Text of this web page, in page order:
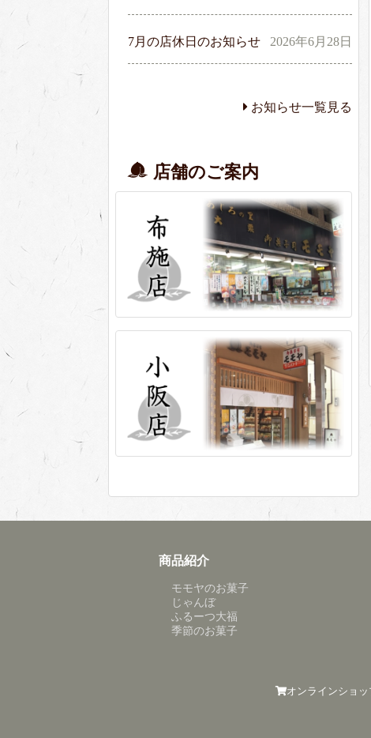
7月の店休日のお知らせ 2026年6月28日
お知らせ一覧見る
店舗のご案内
商品紹介
モモヤのお菓子
じゃんぼ
ふるーつ大福
季節のお菓子
オンラインショッ